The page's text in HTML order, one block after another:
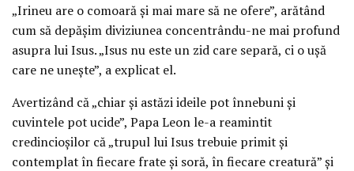
„Irineu are o comoară și mai mare să ne ofere”, arătând
cum să depășim diviziunea concentrându-ne mai profund
asupra lui Isus. „Isus nu este un zid care separă, ci o ușă
care ne unește”, a explicat el.
Avertizând că „chiar și astăzi ideile pot înnebuni și
cuvintele pot ucide”, Papa Leon le-a reamintit
credincioșilor că „trupul lui Isus trebuie primit și
contemplat în fiecare frate și soră, în fiecare creatură” și